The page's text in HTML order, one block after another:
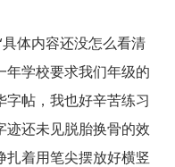
体内容还没怎么看清
年学校要求我们年级的
帖，我也好辛苦练习
迹还未见脱胎换骨的效
着用笔尖摆放好横竖